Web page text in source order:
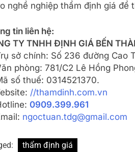
nghề nghiệp thẩm định giá
tin liên hệ:
TY TNHH ĐỊNH GIÁ BẾN
sở chính: Số 236 đường Cao
phòng: 781/C2 Lê Hồng
số thuế: 0314521370.
//thamdinh.com.vn
0909.399.961
ngoctuan.tdg@gmail.com
thẩm định giá